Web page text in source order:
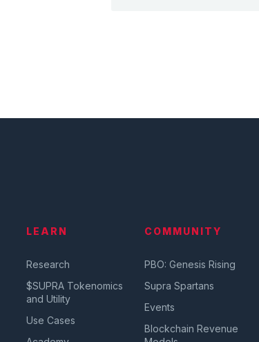
LEARN
Research
$SUPRA Tokenomics
and Utility
Use Cases
COMMUNITY
PBO: Genesis Rising
Supra Spartans
Events
Blockchain Revenue